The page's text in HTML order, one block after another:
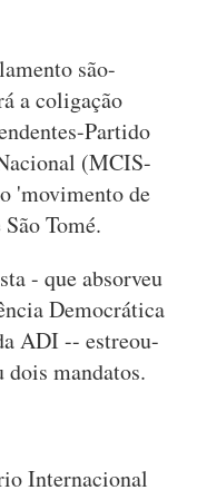
são-
a coligação
Partido
(MCIS-
'movimento de
Tomé.
- que absorveu
Democrática
ADI -- estreou-
dois mandatos.
Internacional